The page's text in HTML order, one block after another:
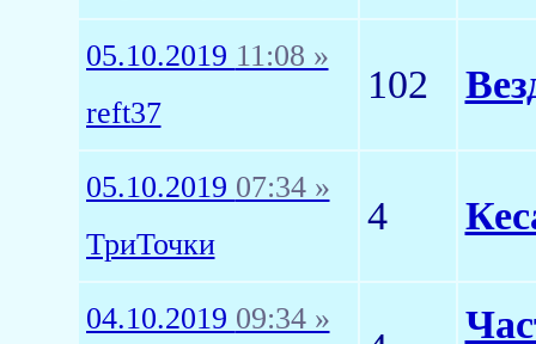
05.10.2019 11:08 »
reft37
102
05.10.2019 07:34 »
ТриТочки
4
04.10.2019 09:34 »